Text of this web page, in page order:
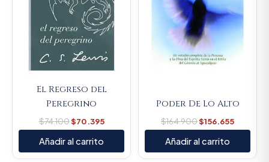
El Regreso del
Peregrino
$74.100$70.395
Añadir al carrito
Poder De Lo Alto
$164.900$156.655
Añadir al carrito